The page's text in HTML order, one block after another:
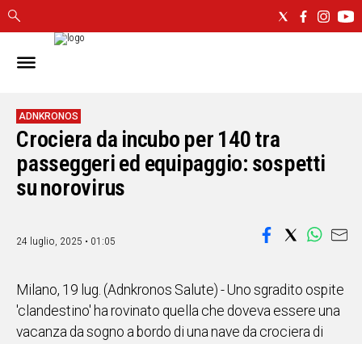
IN
CAGLIARI
SASSARI
NUORO
ORISTANO
SULCIS
OGLIASTRA
ALTRE
NOTIZIE
ADNKRONOS
Crociera da incubo per 140 tra
passeggeri ed equipaggio: sospetti
su norovirus
24 luglio, 2025 • 01:05
Milano, 19 lug. (Adnkronos Salute) - Uno sgradito ospite
'clandestino' ha rovinato quella che doveva essere una
vacanza da sogno a bordo di una nave da crociera di